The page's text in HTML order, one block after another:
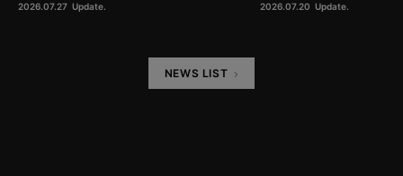
2026.07.27 Update. 2026.07.20 Update.
NEWS LIST